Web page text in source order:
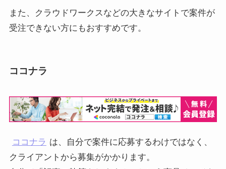
また、クラウドワークスなどの大きなサイトで案件が
受注できない方にもおすすめです。
ココナラ
ココナラ は、自分で案件に応募するわけではなく、
クライアントから募集がかかります。